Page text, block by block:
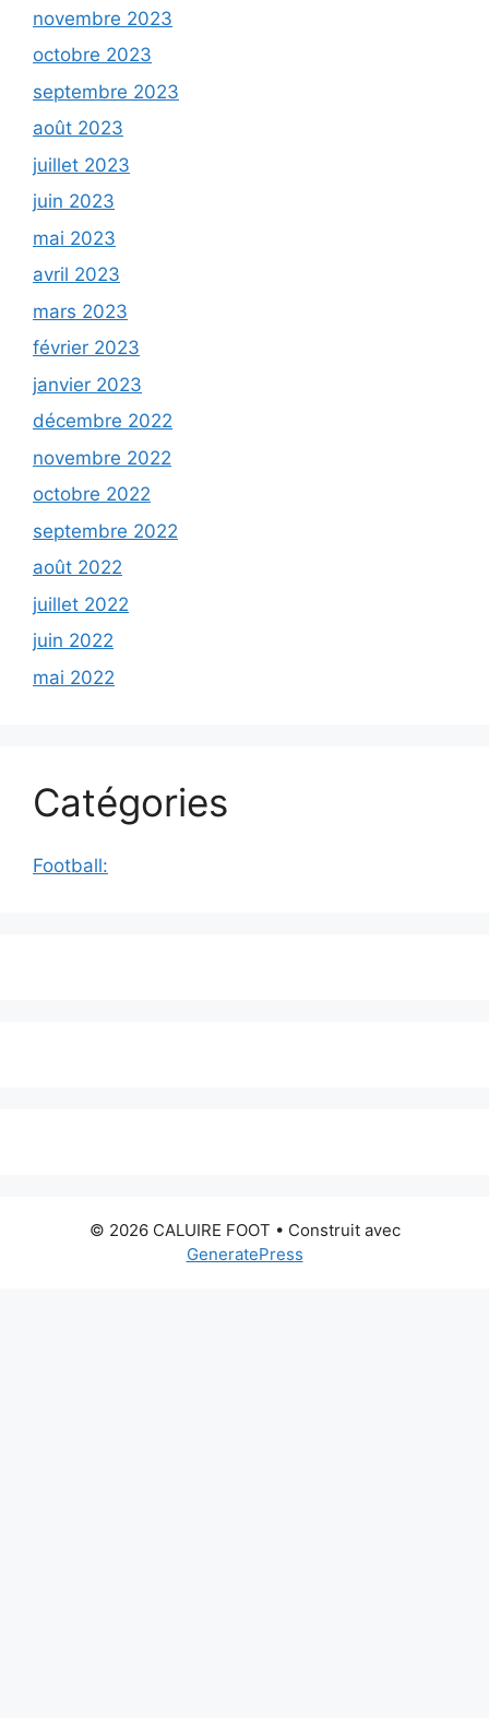
novembre 2023
octobre 2023
septembre 2023
août 2023
juillet 2023
juin 2023
mai 2023
avril 2023
mars 2023
février 2023
janvier 2023
décembre 2022
novembre 2022
octobre 2022
septembre 2022
août 2022
juillet 2022
juin 2022
mai 2022
Catégories
Football:
© 2026 CALUIRE FOOT • Construit avec
GeneratePress